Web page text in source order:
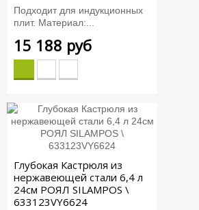
Подходит для индукционных
плит. Материал:...
15 188 руб
Глубокая Кастрюля из
нержавеющей стали 6,4 л
24см РОЯЛ SILAMPOS \
633123VY6624